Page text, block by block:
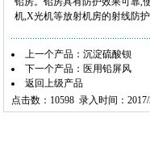
机,X光机等放射机房的射线防
上一个产品： 沉淀硫酸钡
下一个产品： 医用铅屏风
返回上级产品
点击数：10598 录入时间：2017/